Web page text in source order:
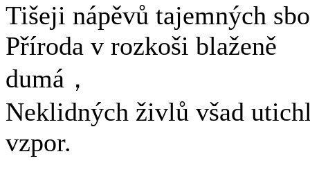
Tišeji nápěvů tajemných
Příroda v rozkoši blaženě
dumá，
Neklidných živlů všad
vzpor.